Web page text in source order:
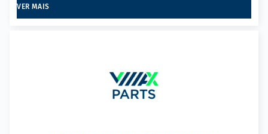
VER MAIS